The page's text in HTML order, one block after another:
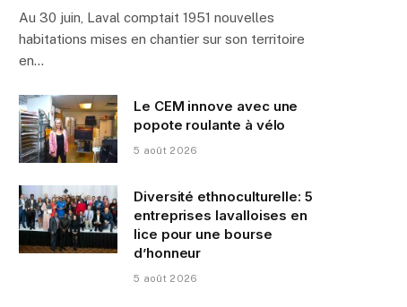
Au 30 juin, Laval comptait 1951 nouvelles
habitations mises en chantier sur son territoire
en…
Le CEM innove avec une
popote roulante à vélo
5 août 2026
Diversité ethnoculturelle: 5
entreprises lavalloises en
lice pour une bourse
d’honneur
5 août 2026